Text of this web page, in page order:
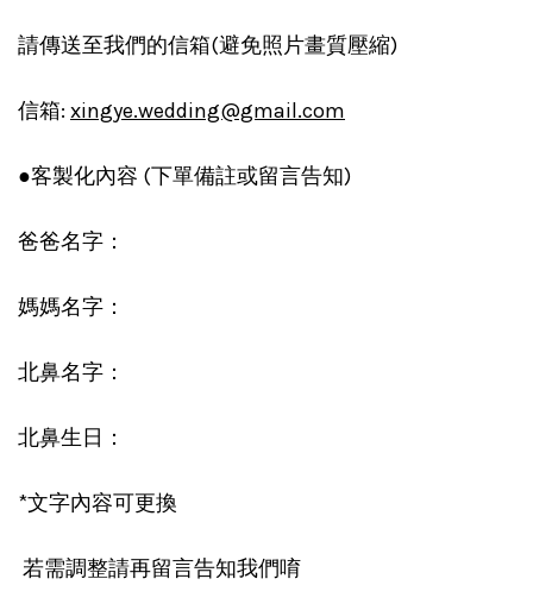
請傳送至我們的信箱(避免照片畫質壓縮)
信箱: xingye.wedding@gmail.com
●客製化內容 (下單備註或留言告知)
爸爸名字：
媽媽名字：
北鼻名字：
北鼻生日：
*文字內容可更換
若需調整請再留言告知我們唷